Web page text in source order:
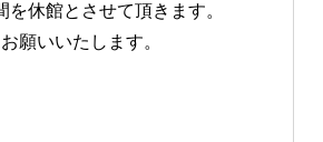
休館とさせて頂きます。
願いいたします。